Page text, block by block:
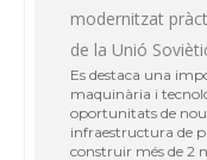
modernitzat
de la Unió
Es destaca una
maquinària i
oportunitats de
infraestructura de
construir més de 2